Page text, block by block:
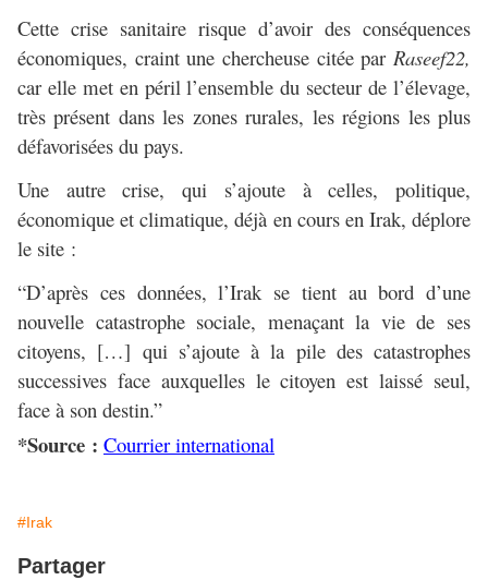
Cette crise sanitaire risque d’avoir des conséquences
économiques, craint une chercheuse citée par Raseef22,
car elle met en péril l’ensemble du secteur de l’élevage,
très présent dans les zones rurales, les régions les plus
défavorisées du pays.
Une autre crise, qui s’ajoute à celles, politique,
économique et climatique, déjà en cours en Irak, déplore
le site :
“D’après ces données, l’Irak se tient au bord d’une
nouvelle catastrophe sociale, menaçant la vie de ses
citoyens, […] qui s’ajoute à la pile des catastrophes
successives face auxquelles le citoyen est laissé seul,
face à son destin.”
*Source : Courrier international
#Irak
Partager